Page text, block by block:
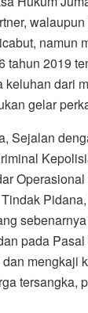
namun
tahun 2019
dari
gelar
Sejalan
pada Pasal
mengkaji
tersangka,